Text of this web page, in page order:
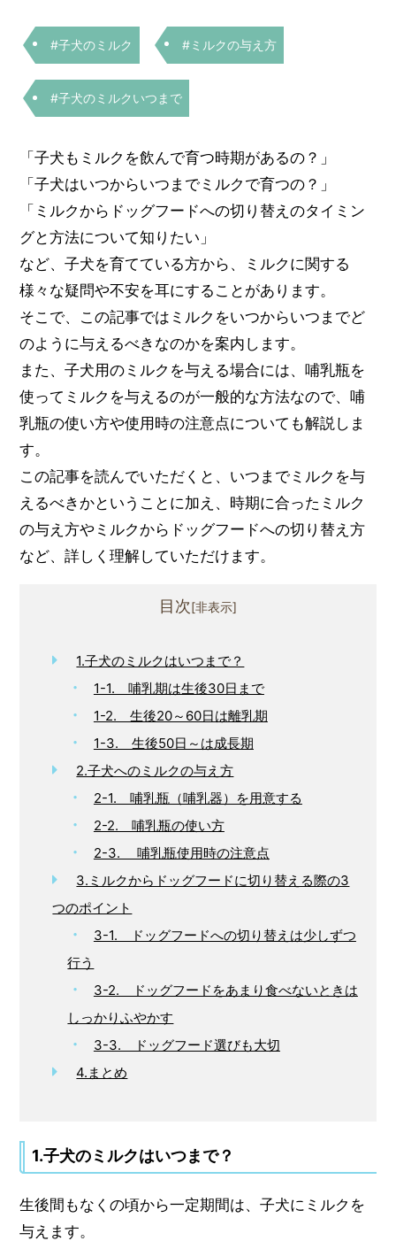
#子犬のミルク #ミルクの与え方
#子犬のミルクいつまで
「子犬もミルクを飲んで育つ時期があるの？」
「子犬はいつからいつまでミルクで育つの？」
「ミルクからドッグフードへの切り替えのタイミン
グと方法について知りたい」
など、子犬を育てている方から、ミルクに関する
様々な疑問や不安を耳にすることがあります。
そこで、この記事ではミルクをいつからいつまでど
のように与えるべきなのかを案内します。
また、子犬用のミルクを与える場合には、哺乳瓶を
使ってミルクを与えるのが一般的な方法なので、哺
乳瓶の使い方や使用時の注意点についても解説しま
す。
この記事を読んでいただくと、いつまでミルクを与
えるべきかということに加え、時期に合ったミルク
の与え方やミルクからドッグフードへの切り替え方
など、詳しく理解していただけます。
目次
1.子犬のミルクはいつまで？
1-1. 哺乳期は生後30日まで
1-2. 生後20～60日は離乳期
1-3. 生後50日～は成長期
2.子犬へのミルクの与え方
2-1. 哺乳瓶（哺乳器）を用意する
2-2. 哺乳瓶の使い方
2-3. 哺乳瓶使用時の注意点
3.ミルクからドッグフードに切り替える際の3
つのポイント
3-1. ドッグフードへの切り替えは少しずつ
行う
3-2. ドッグフードをあまり食べないときは
しっかりふやかす
3-3. ドッグフード選びも大切
4.まとめ
1.子犬のミルクはいつまで？
生後間もなくの頃から一定期間は、子犬にミルクを
与えます。